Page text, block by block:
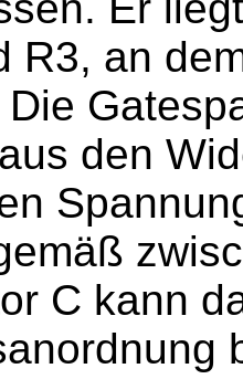
R3, an
den
C kann